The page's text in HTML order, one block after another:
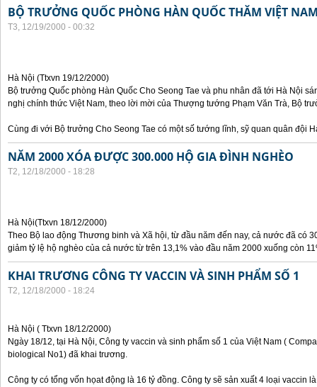
BỘ TRƯỞNG QUỐC PHÒNG HÀN QUỐC THĂM VIỆT
T3, 12/19/2000 - 00:32
Hà Nội (Ttxvn 19/12/2000)
Bộ trưởng Quốc phòng Hàn Quốc Cho Seong Tae và phu nhân đã tới Hà Nội
nghị chính thức Việt Nam, theo lời mời của Thượng tướng Phạm Văn Trà, Bộ
Cùng đi với Bộ trưởng Cho Seong Tae có một số tướng lĩnh, sỹ quan quân đội
NĂM 2000 XÓA ĐƯỢC 300.000 HỘ GIA ĐÌNH NGHÈO
T2, 12/18/2000 - 18:28
Hà Nội(Ttxvn 18/12/2000)
Theo Bộ lao động Thương binh và Xã hội, từ đầu năm đến nay, cả nước đã có
giảm tỷ lệ hộ nghèo của cả nước từ trên 13,1% vào đầu năm 2000 xuống còn
KHAI TRƯƠNG CÔNG TY VACCIN VÀ SINH PHẨM SỐ 1
T2, 12/18/2000 - 18:24
Hà Nội ( Ttxvn 18/12/2000)
Ngày 18/12, tại Hà Nội, Công ty vaccin và sinh phẩm số 1 của Việt Nam (
biological No1) đã khai trương.
Công ty có tổng vốn họat động là 16 tỷ đồng. Công ty sẽ sản xuất 4 loại vaccin